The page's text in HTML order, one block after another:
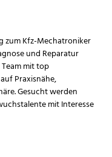
zum Kfz-Mechatroniker
und Reparatur
mit top
Praxisnähe,
Gesucht werden
mit Interesse